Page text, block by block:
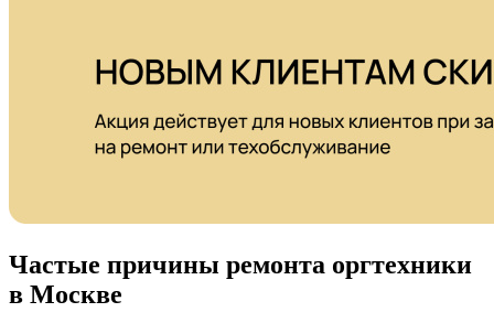
Частые причины ремонта оргтехники
в Москве